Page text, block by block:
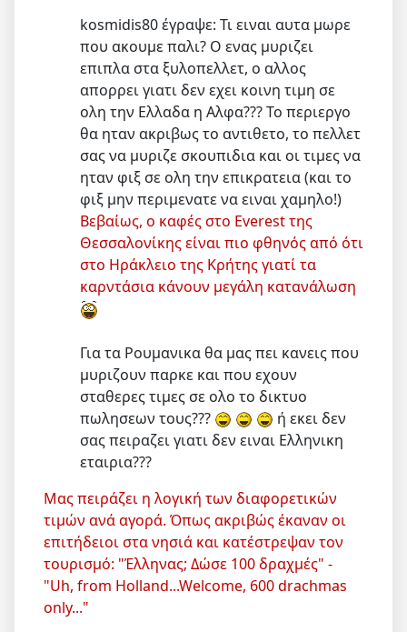
kosmidis80 έγραψε: Τι ειναι αυτα μωρε
που ακουμε παλι? Ο ενας μυριζει
επιπλα στα ξυλοπελλετ, ο αλλος
απορρει γιατι δεν εχει κοινη τιμη σε
ολη την Ελλαδα η Αλφα??? Το περιεργο
θα ηταν ακριβως το αντιθετο, το πελλετ
σας να μυριζε σκουπιδια και οι τιμες να
ηταν φιξ σε ολη την επικρατεια (και το
φιξ μην περιμενατε να ειναι χαμηλο!)
Βεβαίως, ο καφές στο Everest της
Θεσσαλονίκης είναι πιο φθηνός από ότι
στο Ηράκλειο της Κρήτης γιατί τα
καρντάσια κάνουν μεγάλη κατανάλωση
Για τα Ρουμανικα θα μας πει κανεις που
μυριζουν παρκε και που εχουν
σταθερες τιμες σε ολο το δικτυο
πωλησεων τους???
ή εκει δεν
σας πειραζει γιατι δεν ειναι Ελληνικη
εταιρια???
Μας πειράζει η λογική των διαφορετικών
τιμών ανά αγορά. Όπως ακριβώς έκαναν οι
επιτήδειοι στα νησιά και κατέστρεψαν τον
τουρισμό: "Έλληνας; Δώσε 100 δραχμές" -
"Uh, from Holland...Welcome, 600 drachmas
only..."